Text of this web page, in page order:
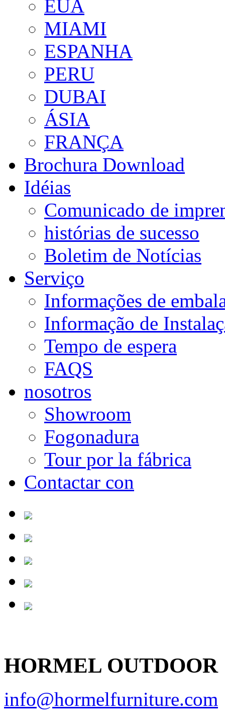
EUA
MIAMI
ESPANHA
PERU
DUBAI
ÁSIA
FRANÇA
Brochura Download
Idéias
Comunicado de
histórias de sucesso
Boletim de Notícias
Serviço
Informações de
Informação de
Tempo de espera
FAQS
nosotros
Showroom
Fogonadura
Tour por la fábrica
Contactar con
HORMEL OUTDOOR
info@hormelfurniture.com